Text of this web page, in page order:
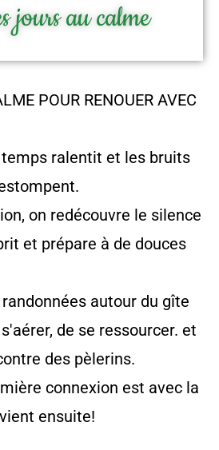
jours au calme
POUR RENOUER AVEC
temps ralentit et les bruits
on redécouvre le silence
et prépare à de douces
autour du gîte
de se ressourcer. et
des pèlerins.
connexion est avec la
ensuite!